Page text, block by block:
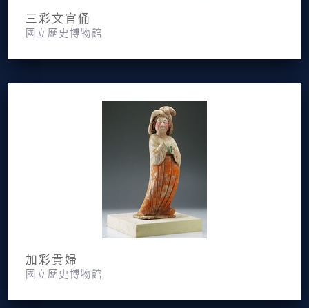
三彩文官俑
國立歷史博物館
加彩貴婦
國立歷史博物館